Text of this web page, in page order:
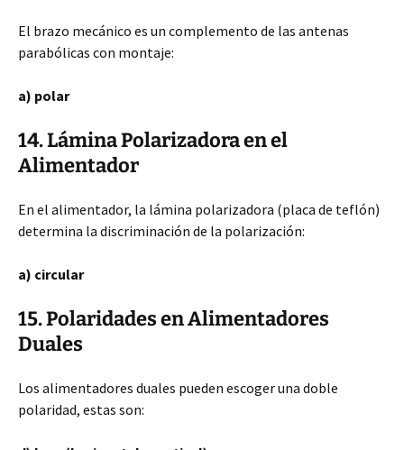
El brazo mecánico es un complemento de las antenas
parabólicas con montaje:
a) polar
14. Lámina Polarizadora en el
Alimentador
En el alimentador, la lámina polarizadora (placa de teflón)
determina la discriminación de la polarización:
a) circular
15. Polaridades en Alimentadores
Duales
Los alimentadores duales pueden escoger una doble
polaridad, estas son: